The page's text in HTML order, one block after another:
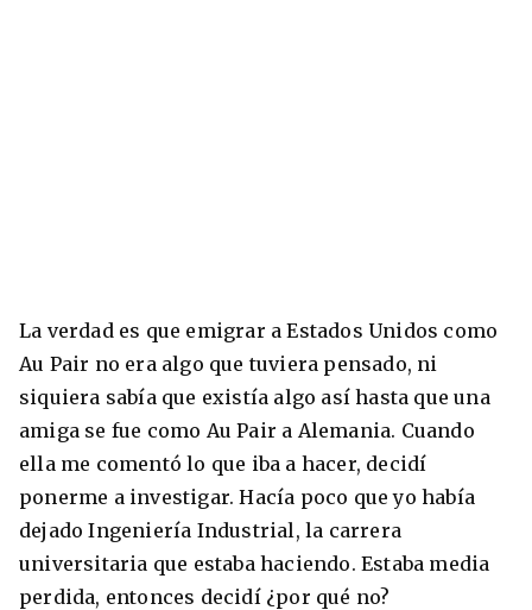
La verdad es que emigrar a Estados Unidos como
Au Pair no era algo que tuviera pensado, ni
siquiera sabía que existía algo así hasta que una
amiga se fue como Au Pair a Alemania. Cuando
ella me comentó lo que iba a hacer, decidí
ponerme a investigar. Hacía poco que yo había
dejado Ingeniería Industrial, la carrera
universitaria que estaba haciendo. Estaba media
perdida, entonces decidí ¿por qué no?